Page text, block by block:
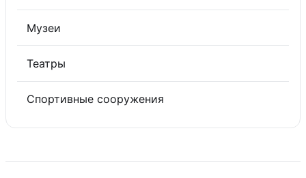
Музеи
Театры
Спортивные сооружения